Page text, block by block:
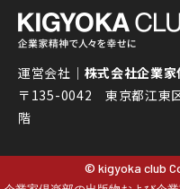
運営会社｜ 株式会社企業
〒135-0042 東京都江東
階
© kigyoka club